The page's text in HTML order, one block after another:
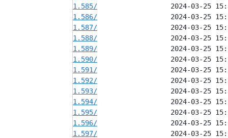
1.585/
1.586/
1.587/
1.588/
1.589/
1.590/
1.591/
1.592/
1.593/
1.594/
1.595/
1.596/
1.597/